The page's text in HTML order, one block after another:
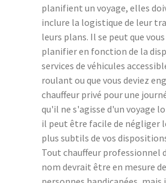
planifient un voyage, elles
inclure la logistique de leur
leurs plans. Il se peut que
planifier en fonction de la
services de véhicules
roulant ou que vous deviez
chauffeur privé pour une
qu'il ne s'agisse d'un voyage
il peut être facile de négliger
plus subtils de vos
Tout chauffeur professionnel
nom devrait être en mesure